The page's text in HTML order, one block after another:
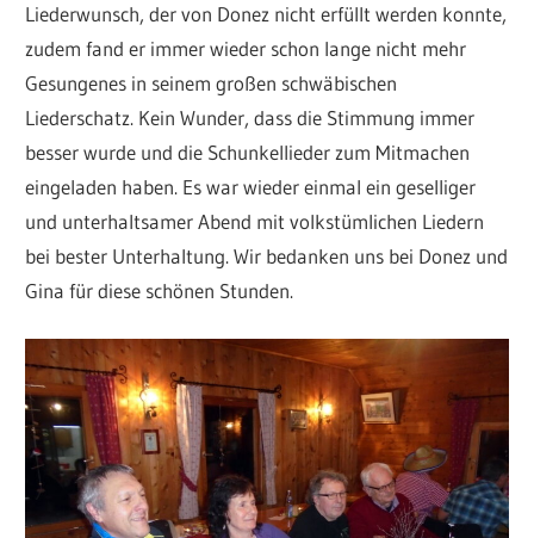
Liederwunsch, der von Donez nicht erfüllt werden konnte,
zudem fand er immer wieder schon lange nicht mehr
Gesungenes in seinem großen schwäbischen
Liederschatz. Kein Wunder, dass die Stimmung immer
besser wurde und die Schunkellieder zum Mitmachen
eingeladen haben. Es war wieder einmal ein geselliger
und unterhaltsamer Abend mit volkstümlichen Liedern
bei bester Unterhaltung. Wir bedanken uns bei Donez und
Gina für diese schönen Stunden.